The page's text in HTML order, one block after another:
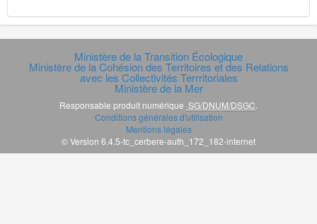
Ministère de la Transition Écologique
Ministère de la Cohésion des Territoires et des Relations
avec les Collectivités Terrritoriales
Ministère de la Mer
Responsable produit numérique SG/DNUM/DSGC
Conditions générales d'utilisation
Mentions légales
© Version 6.4.5-tc_cerbere-auth_172_182-internet